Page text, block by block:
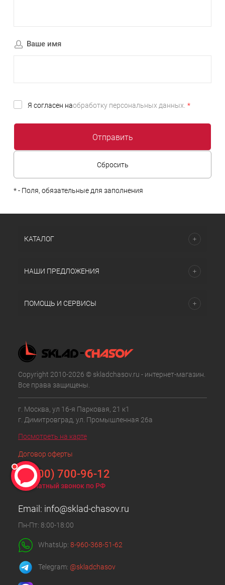
Ваше имя
Я согласен наобработку персональных данных. *
*- Поля, обязательные для заполнения
КАТАЛОГ
НАШИ ПРЕДЛОЖЕНИЯ
ПОМОЩЬ И СЕРВИСЫ
Copyright 2010-2026 © skladchasov.ru - интернет-магазин.
Все права защищены.
г. Москва, ул 16-я Парковая, 21 к1
г. Димитровград, ул. Промышленная 26а
Посмотреть на карте
Договор оферты
8 (800) 700-96-12
Бесплатный звонок по РФ
Email: info@sklad-chasov.ru
Пн-Пт: 8:00-18:00
WhatsUp: 8-960-368-51-62
Telegram: @skladchasov